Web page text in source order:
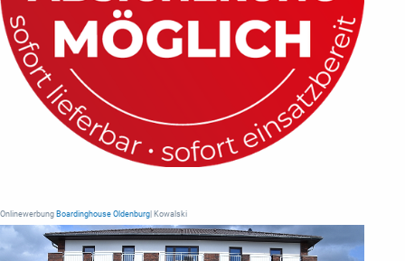
Onlinewerbung Boardinghouse Oldenburg | Kowalski